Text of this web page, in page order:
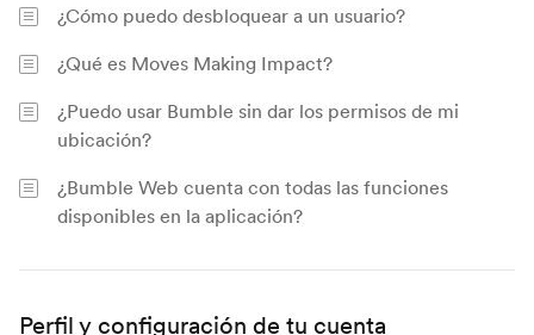
¿Cómo puedo desbloquear a un usuario?
¿Qué es Moves Making Impact?
¿Puedo usar Bumble sin dar los permisos de mi
ubicación?
¿Bumble Web cuenta con todas las funciones
disponibles en la aplicación?
Perfil y configuración de tu cuenta